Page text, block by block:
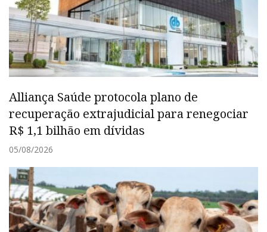
Alliança Saúde protocola plano de
recuperação extrajudicial para renegociar
R$ 1,1 bilhão em dívidas
05/08/2026